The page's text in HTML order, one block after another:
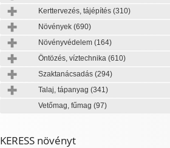
Kerttervezés, tájépítés (310)
Növények (690)
Növényvédelem (164)
Öntözés, víztechnika (610)
Szaktanácsadás (294)
Talaj, tápanyag (341)
Vetőmag, fűmag (97)
KERESS növényt